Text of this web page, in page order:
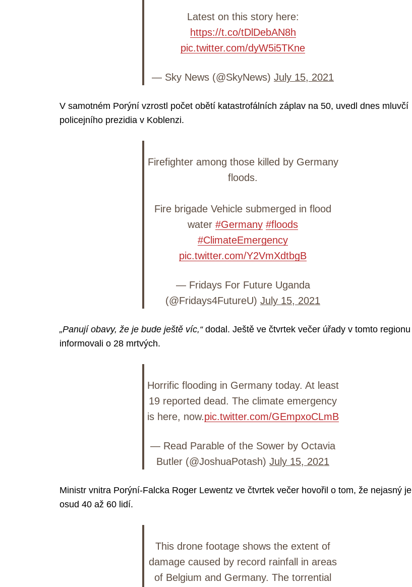
Latest on this story here:
https://t.co/tDlDebAN8h
pic.twitter.com/dyW5i5TKne
— Sky News (@SkyNews) July 15, 2021
V samotném Porýní vzrostl počet obětí katastrofálních záplav na 50, uvedl dnes mluvčí
policejního prezidia v Koblenzi.
Firefighter among those killed by Germany
floods.
Fire brigade Vehicle submerged in flood
water #Germany #floods
#ClimateEmergency
pic.twitter.com/Y2VmXdtbgB
— Fridays For Future Uganda
(@Fridays4FutureU) July 15, 2021
„Panují obavy, že je bude ještě víc,“ dodal. Ještě ve čtvrtek večer úřady v tomto regionu
informovali o 28 mrtvých.
Horrific flooding in Germany today. At least
19 reported dead. The climate emergency
is here, now.pic.twitter.com/GEmpxoCLmB
— Read Parable of the Sower by Octavia
Butler (@JoshuaPotash) July 15, 2021
Ministr vnitra Porýní-Falcka Roger Lewentz ve čtvrtek večer hovořil o tom, že nejasný je
osud 40 až 60 lidí.
This drone footage shows the extent of
damage caused by record rainfall in areas
of Belgium and Germany. The torrential